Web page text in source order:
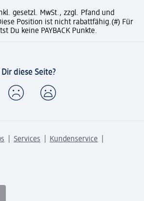
gesetzl. MwSt., zzgl. Pfand und
Position ist nicht rabattfähig.(#) Für
Du keine PAYBACK Punkte.
diese Seite?
Services
Kundenservice